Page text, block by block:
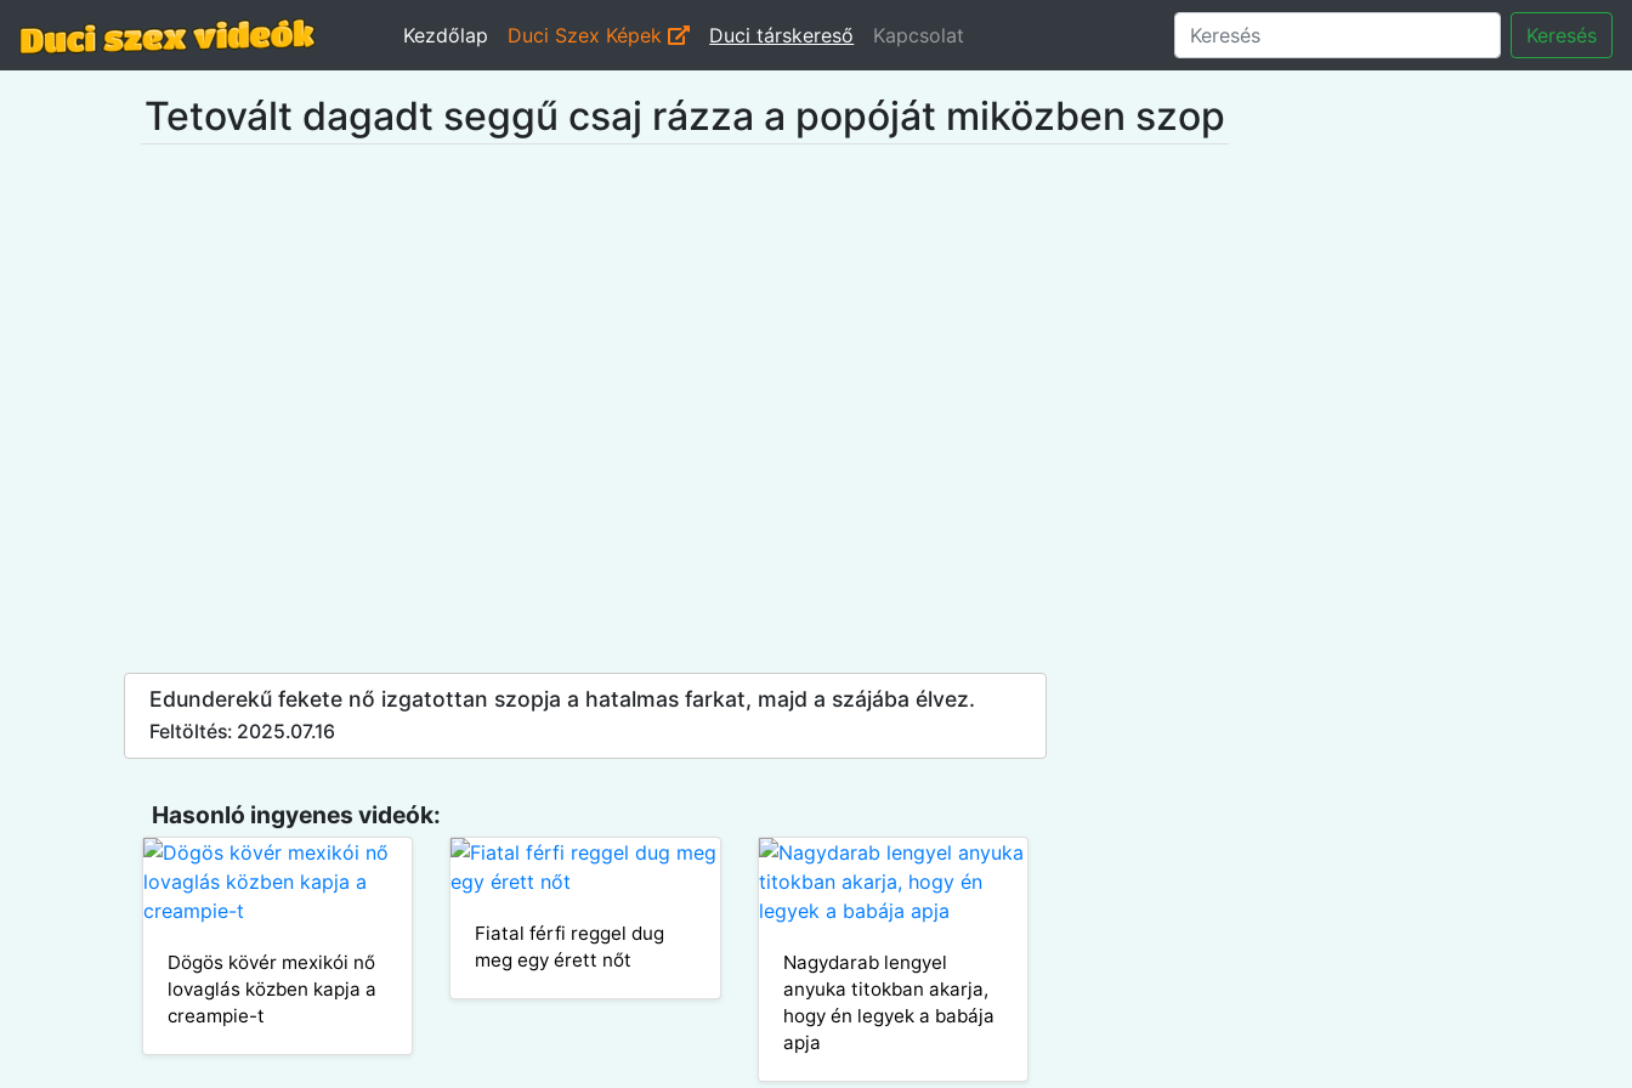
Kezdőlap Duci Szex Képek Duci társkereső Kapcsolat Keresés
Tetovált dagadt seggű csaj rázza a popóját miközben szop
Edunderekű fekete nő izgatottan szopja a hatalmas farkat, majd a szájába élvez.
Feltöltés: 2025.07.16
Hasonló ingyenes videók:
Dögös kövér mexikói nő
lovaglás közben kapja a
creampie-t
Fiatal férfi reggel dug
meg egy érett nőt
Nagydarab lengyel
anyuka titokban akarja,
hogy én legyek a babája
apja